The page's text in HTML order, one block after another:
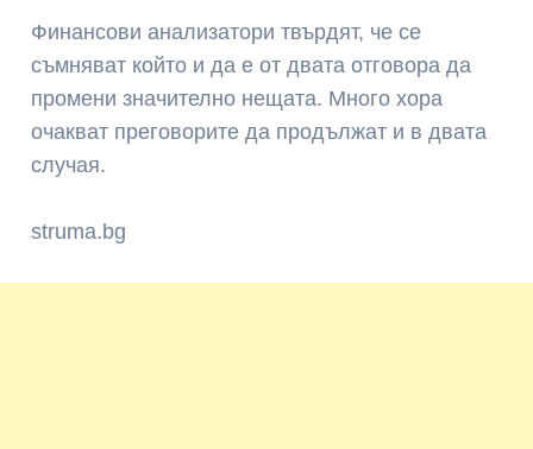
Финансови анализатори твърдят, че се
съмняват който и да е от двата отговора да
промени значително нещата. Много хора
очакват преговорите да продължат и в двата
случая.
struma.bg